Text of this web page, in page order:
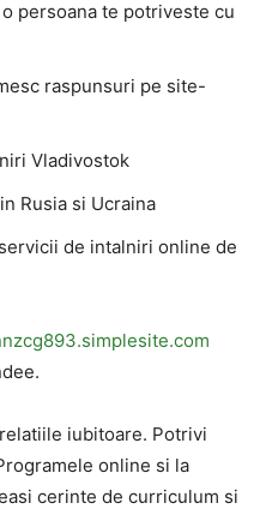
persoana te potriveste cu
raspunsuri pe site-
Vladivostok
Rusia si Ucraina
de intalniri online de
iubitoare. Potrivi
online si la
cerinte de curriculum si